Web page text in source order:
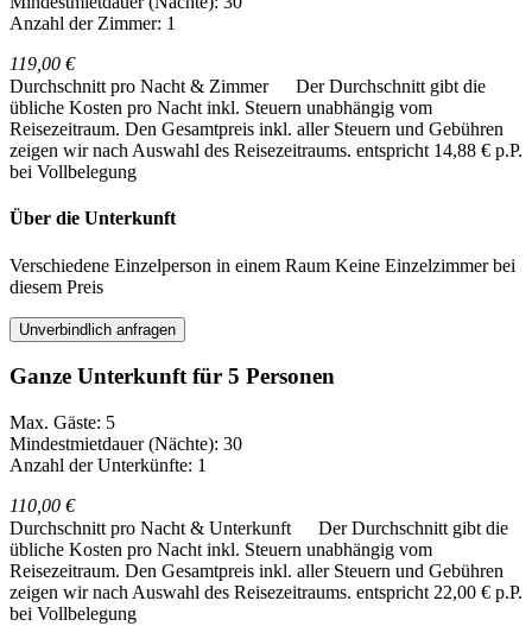
Anzahl der Zimmer: 1
119,00 €
Durchschnitt pro Nacht & Zimmer
Der Durchschnitt gibt die
übliche Kosten pro Nacht inkl. Steuern unabhängig vom
Reisezeitraum. Den Gesamtpreis inkl. aller Steuern und Gebühren
zeigen wir nach Auswahl des Reisezeitraums. entspricht 14,88 € p.P.
bei Vollbelegung
Über die Unterkunft
Verschiedene Einzelperson in einem Raum Keine Einzelzimmer bei
diesem Preis
Unverbindlich anfragen
Ganze Unterkunft für 5 Personen
Max. Gäste: 5
Mindestmietdauer (Nächte): 30
Anzahl der Unterkünfte: 1
110,00 €
Durchschnitt pro Nacht & Unterkunft
Der Durchschnitt gibt die
übliche Kosten pro Nacht inkl. Steuern unabhängig vom
Reisezeitraum. Den Gesamtpreis inkl. aller Steuern und Gebühren
zeigen wir nach Auswahl des Reisezeitraums. entspricht 22,00 € p.P.
bei Vollbelegung